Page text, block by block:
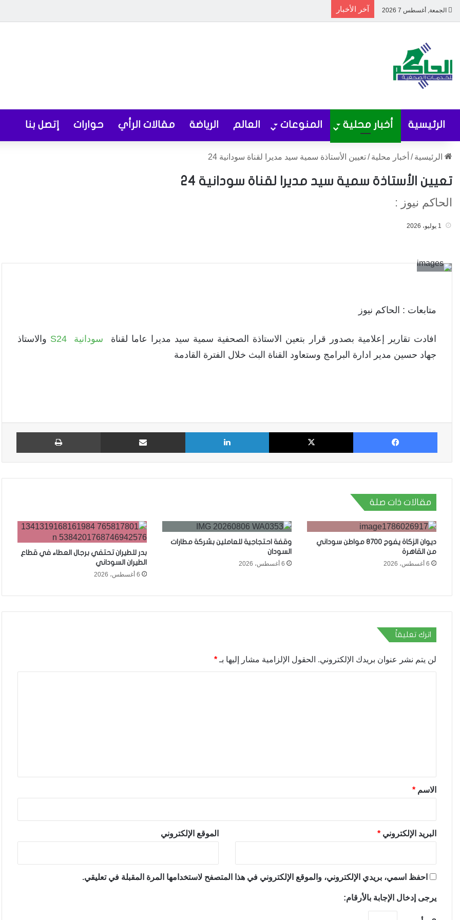
الجمعة, أغسطس 7 2026 آخر الأخبار
الرئيسية أخبار محلية المنوعات العالم الرياضة مقالات الرأي حوارات إتصل بنا
الرئيسية / أخبار محلية /تعيين الأستاذة سمية سيد مديرا لقناة سودانية 24
تعيين الأستاذة سمية سيد مديرا لقناة سودانية 24
الحاكم نيوز :
1 يوليو، 2026
متابعات : الحاكم نيوز
افادت تقارير إعلامية بصدور قرار بتعين الاستاذة الصحفية سمية سيد مديرا عاما لقناة سودانية S24
والاستاذ
جهاد حسين مدير ادارة البرامج وستعاود القناة البث خلال الفترة القادمة
فيسبوك X لينكدإن مشاركة عبر البريد
مقالات ذات صلة
ديوان الزكاة يفوج 8700 مواطن سوداني
من القاهرة
6 أغسطس، 2026
وقفة احتجاجية للعاملين بشركة مطارات
السودان
6 أغسطس، 2026
بدر للطيران تحتفي برجال العطاء في قطاع
الطيران السوداني
6 أغسطس، 2026
اترك تعليقاً
لن يتم نشر عنوان بريدك الإلكتروني. الحقول الإلزامية مشار إليها بـ *
*الاسم *
البريد الإلكتروني * الموقع الإلكتروني
احفظ اسمي، بريدي الإلكتروني، والموقع الإلكتروني في هذا المتصفح لاستخدامها المرة المقبلة في تعليقي.
يرجى إدخال الإجابة بالأرقام: